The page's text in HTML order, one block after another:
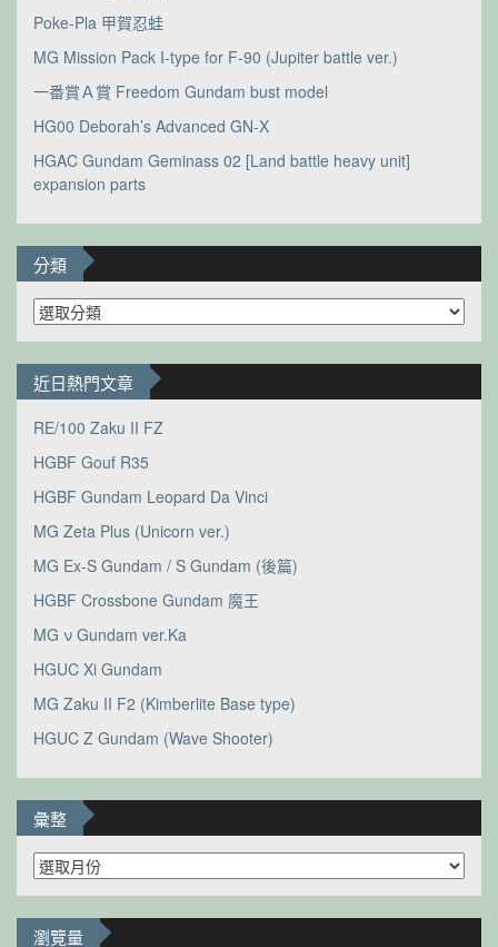
Poke-Pla 甲賀忍蛙
MG Mission Pack I-type for F-90 (Jupiter battle ver.)
一番賞Ａ賞 Freedom Gundam bust model
HG00 Deborah’s Advanced GN-X
HGAC Gundam Geminass 02 [Land battle heavy unit]
expansion parts
分類
分
類
近日熱門文章
RE/100 Zaku II FZ
HGBF Gouf R35
HGBF Gundam Leopard Da Vinci
MG Zeta Plus (Unicorn ver.)
MG Ex-S Gundam / S Gundam (後篇)
HGBF Crossbone Gundam 魔王
MG ν Gundam ver.Ka
HGUC Xi Gundam
MG Zaku II F2 (Kimberlite Base type)
HGUC Z Gundam (Wave Shooter)
彙整
彙
整
瀏覽量